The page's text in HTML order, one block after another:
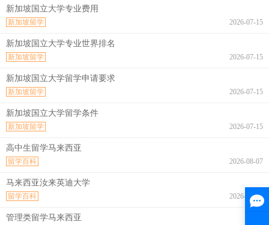
新加坡国立大学专业费用
2026-07-15
新加坡留学
新加坡国立大学专业世界排名
2026-07-15
新加坡留学
新加坡国立大学留学申请要求
2026-07-15
新加坡留学
新加坡国立大学留学条件
2026-07-15
新加坡留学
高中生留学马来西亚
2026-08-07
留学百科
马来西亚汝来英迪大学
2026-08-07
留学百科
管理类留学马来西亚